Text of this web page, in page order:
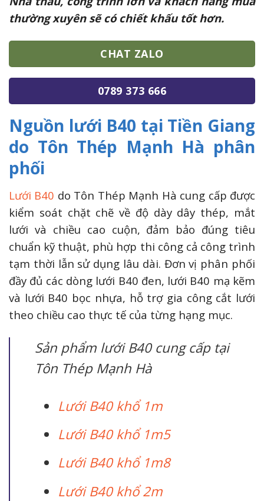
thường xuyên sẽ có chiết khấu tốt hơn.
CHAT ZALO
0789 373 666
Nguồn lưới B40 tại Tiền Giang
do Tôn Thép Mạnh Hà phân
phối
Lưới B40 do Tôn Thép Mạnh Hà cung cấp được
kiểm soát chặt chẽ về độ dày dây thép, mắt
lưới và chiều cao cuộn, đảm bảo đúng tiêu
chuẩn kỹ thuật, phù hợp thi công cả công trình
tạm thời lẫn sử dụng lâu dài. Đơn vị phân phối
đầy đủ các dòng lưới B40 đen, lưới B40 mạ kẽm
và lưới B40 bọc nhựa, hỗ trợ gia công cắt lưới
theo chiều cao thực tế của từng hạng mục.
Sản phẩm lưới B40 cung cấp tại
Tôn Thép Mạnh Hà
Lưới B40 khổ 1m
Lưới B40 khổ 1m5
Lưới B40 khổ 1m8
Lưới B40 khổ 2m